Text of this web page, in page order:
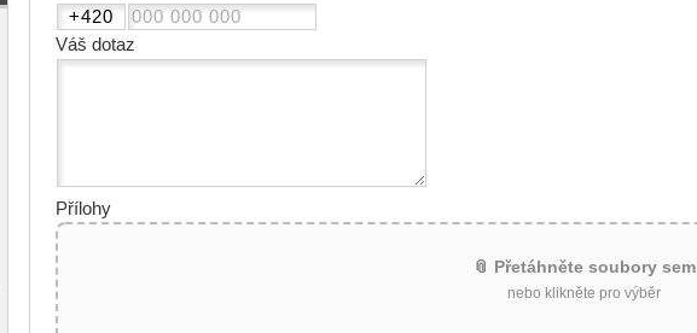
Váš dotaz
Přílohy
📎 Přetáhněte soubory sem
nebo klikněte pro výběr